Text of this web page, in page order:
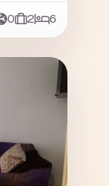
0 2 6